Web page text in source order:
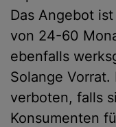
Das Angebot
von 24-60
ebenfalls
Solange
verboten, falls
Konsumenten